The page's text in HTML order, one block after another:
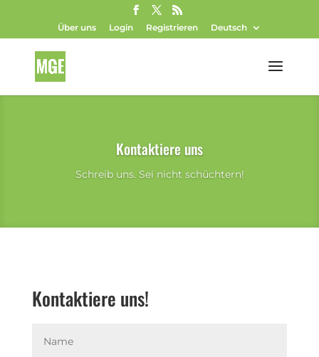
Über uns Login Registrieren Deutsch
Kontaktiere uns
Schreib uns. Sei nicht schüchtern!
Kontaktiere uns!